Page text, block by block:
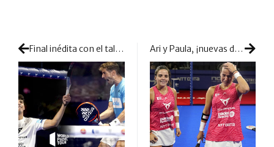
Final inédita con el talento malagueño opositando ante la fiabilidad de Bela y Coello Ari y Paula, ¡nuevas dueñas de la Race, del ranking y del Master de Madrid!